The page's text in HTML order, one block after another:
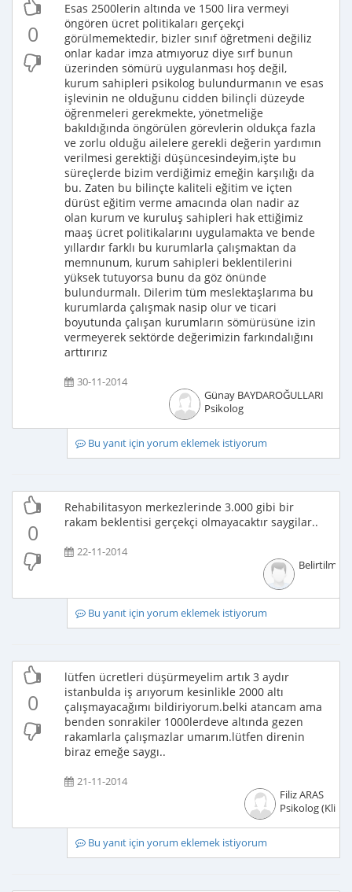
0
Esas 2500lerin altında ve 1500 lira vermeyi
öngören ücret politikaları gerçekçi
görülmemektedir, bizler sınıf öğretmeni değiliz
onlar kadar imza atmıyoruz diye sırf bunun
üzerinden sömürü uygulanması hoş değil,
kurum sahipleri psikolog bulundurmanın ve esas
işlevinin ne olduğunu cidden bilinçli düzeyde
öğrenmeleri gerekmekte, yönetmeliğe
bakıldığında öngörülen görevlerin oldukça fazla
ve zorlu olduğu ailelere gerekli değerin yardımın
verilmesi gerektiği düşüncesindeyim,işte bu
süreçlerde bizim verdiğimiz emeğin karşılığı da
bu. Zaten bu bilinçte kaliteli eğitim ve içten
dürüst eğitim verme amacında olan nadir az
olan kurum ve kuruluş sahipleri hak ettiğimiz
maaş ücret politikalarını uygulamakta ve bende
yıllardır farklı bu kurumlarla çalışmaktan da
memnunum, kurum sahipleri beklentilerini
yüksek tutuyorsa bunu da göz önünde
bulundurmalı. Dilerim tüm meslektaşlarıma bu
kurumlarda çalışmak nasip olur ve ticari
boyutunda çalışan kurumların sömürüsüne izin
vermeyerek sektörde değerimizin farkındalığını
arttırırız
30-11-2014
Günay BAYDAROĞULLARI
Psikolog
Bu yanıt için yorum eklemek istiyorum
0
Rehabilitasyon merkezlerinde 3.000 gibi bir
rakam beklentisi gerçekçi olmayacaktır saygilar..
22-11-2014
Bu yanıt için yorum eklemek istiyorum
0
lütfen ücretleri düşürmeyelim artık 3 aydır
istanbulda iş arıyorum kesinlikle 2000 altı
çalışmayacağımı bildiriyorum.belki atancam ama
benden sonrakiler 1000lerdeve altında gezen
rakamlarla çalışmazlar umarım.lütfen direnin
biraz emeğe saygı..
21-11-2014
Filiz ARAS
Psikolog (Klinik)
Bu yanıt için yorum eklemek istiyorum